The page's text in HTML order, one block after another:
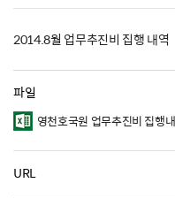
2014.8월 업무추진비 집행 내역
파일
영천호국원 업무추진비 집행
URL